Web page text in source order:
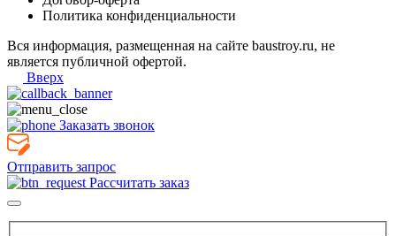
Политика конфиденциальности
Вся информация, размещенная на сайте baustroy.ru, не
является публичной офертой.
Вверх
Заказать звонок
Отправить запрос
Рассчитать заказ